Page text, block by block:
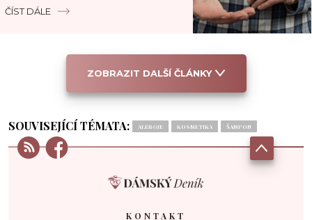
měsíčně
ČÍST DÁLE
ZOBRAZIT DALŠÍ ČLÁNKY
SOUVISEJÍCÍ TÉMATA: ALERGIE KOSMETIKA ŠAMPON
KONTAKT